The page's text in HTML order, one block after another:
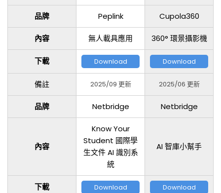
品牌 Peplink Cupola360
內容 無人載具應用 360° 環景攝影機
下載 Download Download
備註 2025/09 更新 2025/06 更新
品牌 Netbridge Netbridge
內容
Know Your
Student 國際學
生文件 AI 識別系
統
AI 智庫小幫手
下載 Download Download